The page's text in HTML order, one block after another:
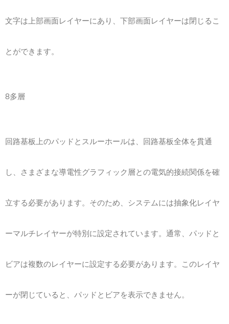
文字は上部画面レイヤーにあり、下部画面レイヤーは閉じるこ
とができます。
8多層
回路基板上のパッドとスルーホールは、回路基板全体を貫通
し、さまざまな導電性グラフィック層との電気的接続関係を確
立する必要があります。そのため、システムには抽象化レイヤ
ーマルチレイヤーが特別に設定されています。通常、パッドと
ビアは複数のレイヤーに設定する必要があります。このレイヤ
ーが閉じていると、パッドとビアを表示できません。